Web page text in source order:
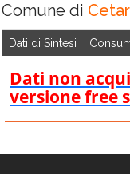
Casalbuono
Casaletto
Spartano
Giorgio
Comune di
Dati di Sintesi
Dati non
versione free